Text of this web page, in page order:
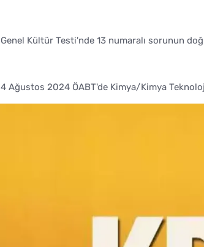
Genel Kültür Testi'nde 13 numaralı sorunun
4 Ağustos 2024 ÖABT'de Kimya/Kimya